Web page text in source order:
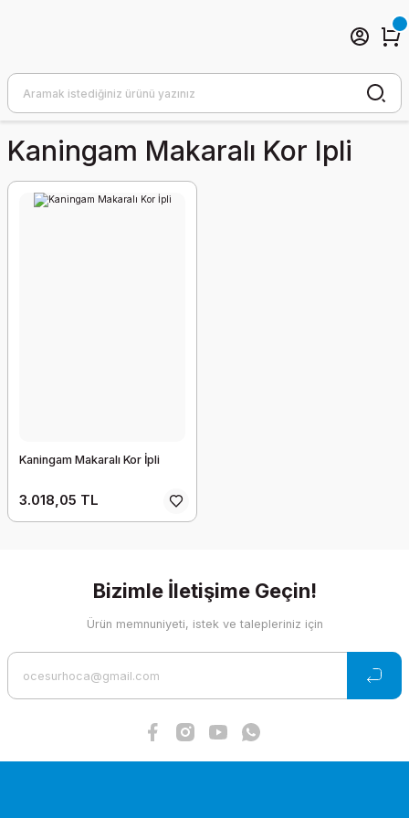
Kaningam Makaralı Kor Ipli
Kaningam Makaralı Kor İpli
3.018,05 TL
Bizimle İletişime Geçin!
Ürün memnuniyeti, istek ve talepleriniz için